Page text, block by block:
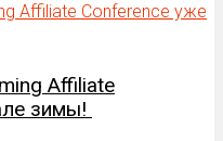
Affiliate
зимы!